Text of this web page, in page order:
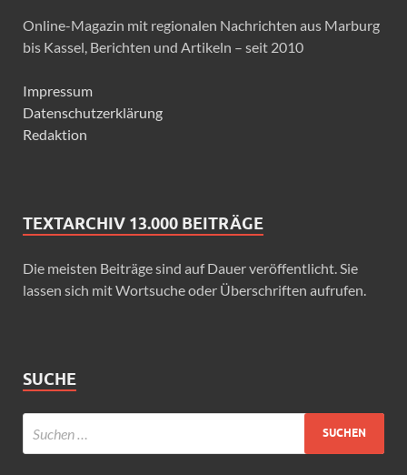
Online-Magazin mit regionalen Nachrichten aus Marburg
bis Kassel, Berichten und Artikeln – seit 2010
Impressum
Datenschutzerklärung
Redaktion
TEXTARCHIV 13.000 BEITRÄGE
Die meisten Beiträge sind auf Dauer veröffentlicht. Sie
lassen sich mit Wortsuche oder Überschriften aufrufen.
SUCHE